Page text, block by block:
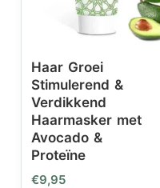
Haar Groei
Stimulerend &
Verdikkend
Haarmasker met
Avocado &
Proteïne
€9,95